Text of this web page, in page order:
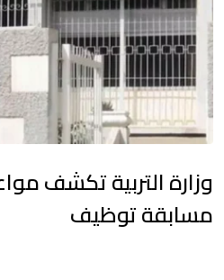
وزارة التربية تكشف
مسابقة توظيف